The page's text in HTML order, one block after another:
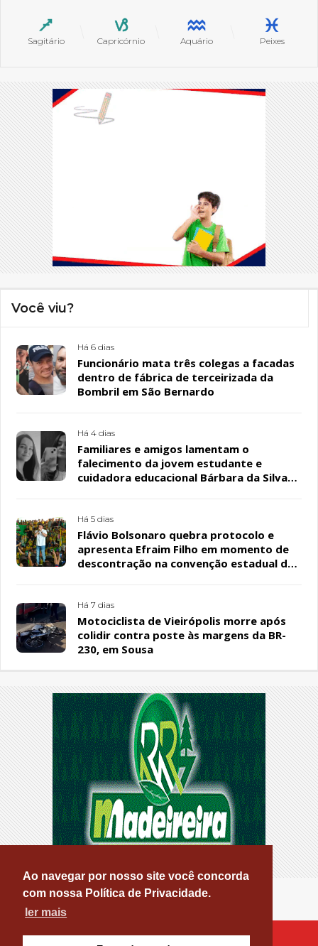
Ao navegar por nosso site você concorda
com nossa Política de Privacidade.
ler mais
Sagitário Capricórnio Aquário Peixes
Você viu?
Há 6 dias
Funcionário mata três colegas a facadas
dentro de fábrica de terceirizada da
Bombril em São Bernardo
Há 4 dias
Familiares e amigos lamentam o
falecimento da jovem estudante e
cuidadora educacional Bárbara da Silva
Há 5 dias
Flávio Bolsonaro quebra protocolo e
apresenta Efraim Filho em momento de
descontração na convenção estadual do
Há 7 dias
Motociclista de Vieirópolis morre após
colidir contra poste às margens da BR-
230, em Sousa